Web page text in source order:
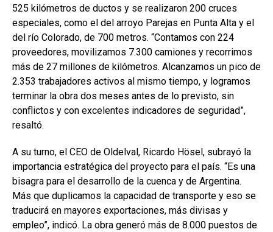
525 kilómetros de ductos y se realizaron 200 cruces
especiales, como el del arroyo Parejas en Punta Alta y el
del río Colorado, de 700 metros. “Contamos con 224
proveedores, movilizamos 7.300 camiones y recorrimos
más de 27 millones de kilómetros. Alcanzamos un pico de
2.353 trabajadores activos al mismo tiempo, y logramos
terminar la obra dos meses antes de lo previsto, sin
conflictos y con excelentes indicadores de seguridad”,
resaltó.
A su turno, el CEO de Oldelval, Ricardo Hösel, subrayó la
importancia estratégica del proyecto para el país. “Es una
bisagra para el desarrollo de la cuenca y de Argentina.
Más que duplicamos la capacidad de transporte y eso se
traducirá en mayores exportaciones, más divisas y
empleo”, indicó. La obra generó más de 8.000 puestos de